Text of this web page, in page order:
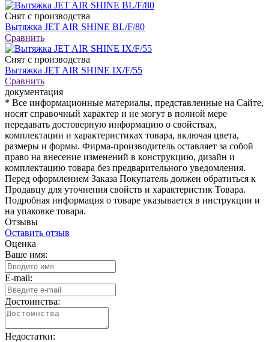
Снят с производства
Вытяжка JET AIR SHINE BL/F/80
Сравнить
Снят с производства
Вытяжка JET AIR SHINE IX/F/55
Сравнить
документация
* Все информационные материалы, представленные на Сайте,
носят справочный характер и не могут в полной мере
передавать достоверную информацию о свойствах,
комплектации и характеристиках товара, включая цвета,
размеры и формы. Фирма-производитель оставляет за собой
право на внесение изменений в конструкцию, дизайн и
комплектацию товара без предварительного уведомления.
Перед оформлением Заказа Покупатель должен обратиться к
Продавцу для уточнения свойств и характеристик Товара.
Подробная информация о товаре указывается в инструкции и
на упаковке товара.
Отзывы
Оставить отзыв
Оценка
Ваше имя:
E-mail:
Достоинства:
Недостатки: